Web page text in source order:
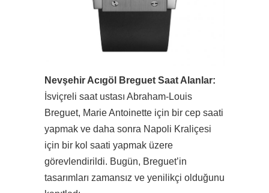
Nevşehir Acıgöl Breguet Saat Alanlar:
İsviçreli saat ustası Abraham-Louis
Breguet, Marie Antoinette için bir cep saati
yapmak ve daha sonra Napoli Kraliçesi
için bir kol saati yapmak üzere
görevlendirildi. Bugün, Breguet’in
tasarımları zamansız ve yenilikçi olduğunu